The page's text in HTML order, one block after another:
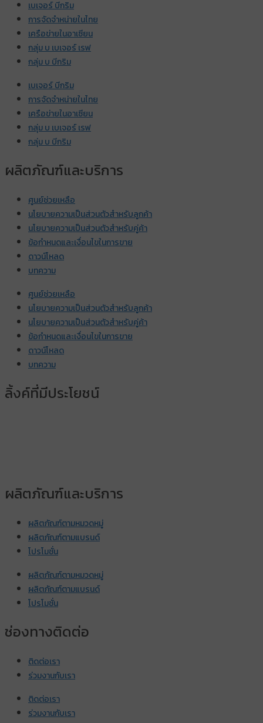
เบเจอร์ บีกริม
การจัดจำหน่ายในไทย
เครือข่ายในอาเซียน
กลุ่ม บ เบเจอร์ เรฟ
กลุ่ม บ บีกริม
เบเจอร์ บีกริม
การจัดจำหน่ายในไทย
เครือข่ายในอาเซียน
กลุ่ม บ เบเจอร์ เรฟ
กลุ่ม บ บีกริม
ผลิตภัณฑ์และบริการ
ศูนย์ช่วยเหลือ
นโยบายความเป็นส่วนตัวสำหรับลูกค้า
นโยบายความเป็นส่วนตัวสำหรับคู่ค้า
ข้อกำหนดและเงื่อนไขในการขาย
ดาวน์โหลด
บทความ
ศูนย์ช่วยเหลือ
นโยบายความเป็นส่วนตัวสำหรับลูกค้า
นโยบายความเป็นส่วนตัวสำหรับคู่ค้า
ข้อกำหนดและเงื่อนไขในการขาย
ดาวน์โหลด
บทความ
ลิ้งค์ที่มีประโยชน์
ผลิตภัณฑ์และบริการ
ผลิตภัณฑ์ตามหมวดหมู่
ผลิตภัณฑ์ตามแบรนด์
โปรโมชั่น
ผลิตภัณฑ์ตามหมวดหมู่
ผลิตภัณฑ์ตามแบรนด์
โปรโมชั่น
ช่องทางติดต่อ
ติดต่อเรา
ร่วมงานกับเรา
ติดต่อเรา
ร่วมงานกับเรา